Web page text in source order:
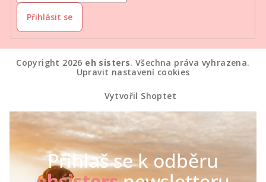
Přihlásit se
Copyright 2026 eh sisters. Všechna práva vyhrazena.
Upravit nastavení cookies
Vytvořil Shoptet
Přihlaš se k odběru